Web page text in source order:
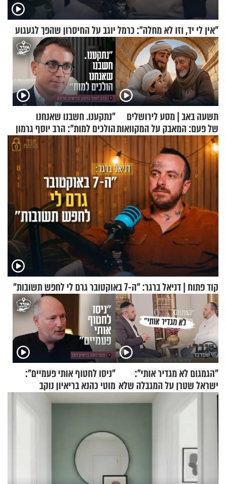
"אין לי יד, וזו לא מחלה": כרמל יוגב על החיסרון שהפך לגעגוע
תשעה באב | מסע לירושלים
של פעם: המאבק על המקוואות
"נתקענו. חשבנו שאנחנו
הולכים למות": הרב יוסף גרמון
בריאיון מרתק
קוד פתוח | דניאל ברגר: "ה-7 באוקטובר גרם לי לחפש תשובות"
"הגמגום לא מגדיר אותי":
ישראל שטרן על המגבלה שלא
עוצרת אותו
"ניסו לחטוף אותי פעמיים":
מוטי כהנא בריאיון נוקב